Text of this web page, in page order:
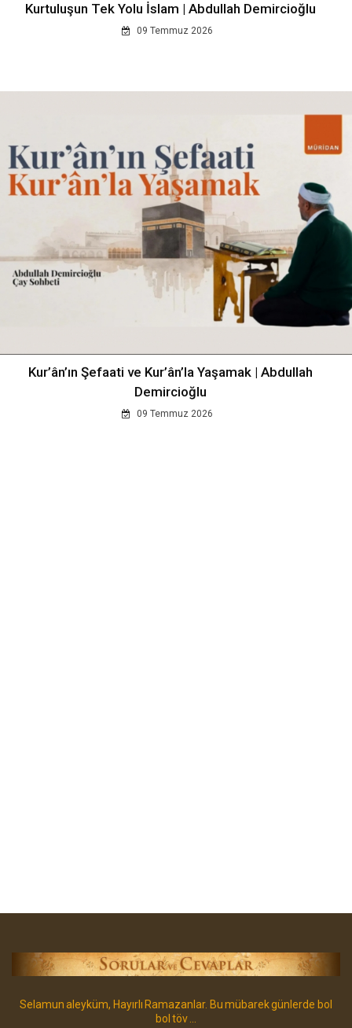
Kurtuluşun Tek Yolu İslam | Abdullah Demircioğlu
09 Temmuz 2026
Kur’ân’ın Şefaati ve Kur’ân’la Yaşamak | Abdullah
Demircioğlu
09 Temmuz 2026
Selamun aleyküm, Hayırlı Ramazanlar. Bu mübarek günlerde bol
bol töv ...